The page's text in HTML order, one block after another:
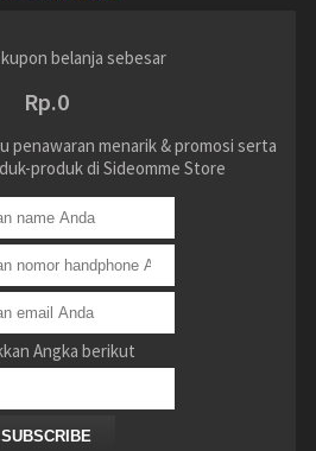
belanja sebesar
Rp.0
penawaran menarik & promosi serta
produk di Sideomme Store
Angka berikut
SUBSCRIBE